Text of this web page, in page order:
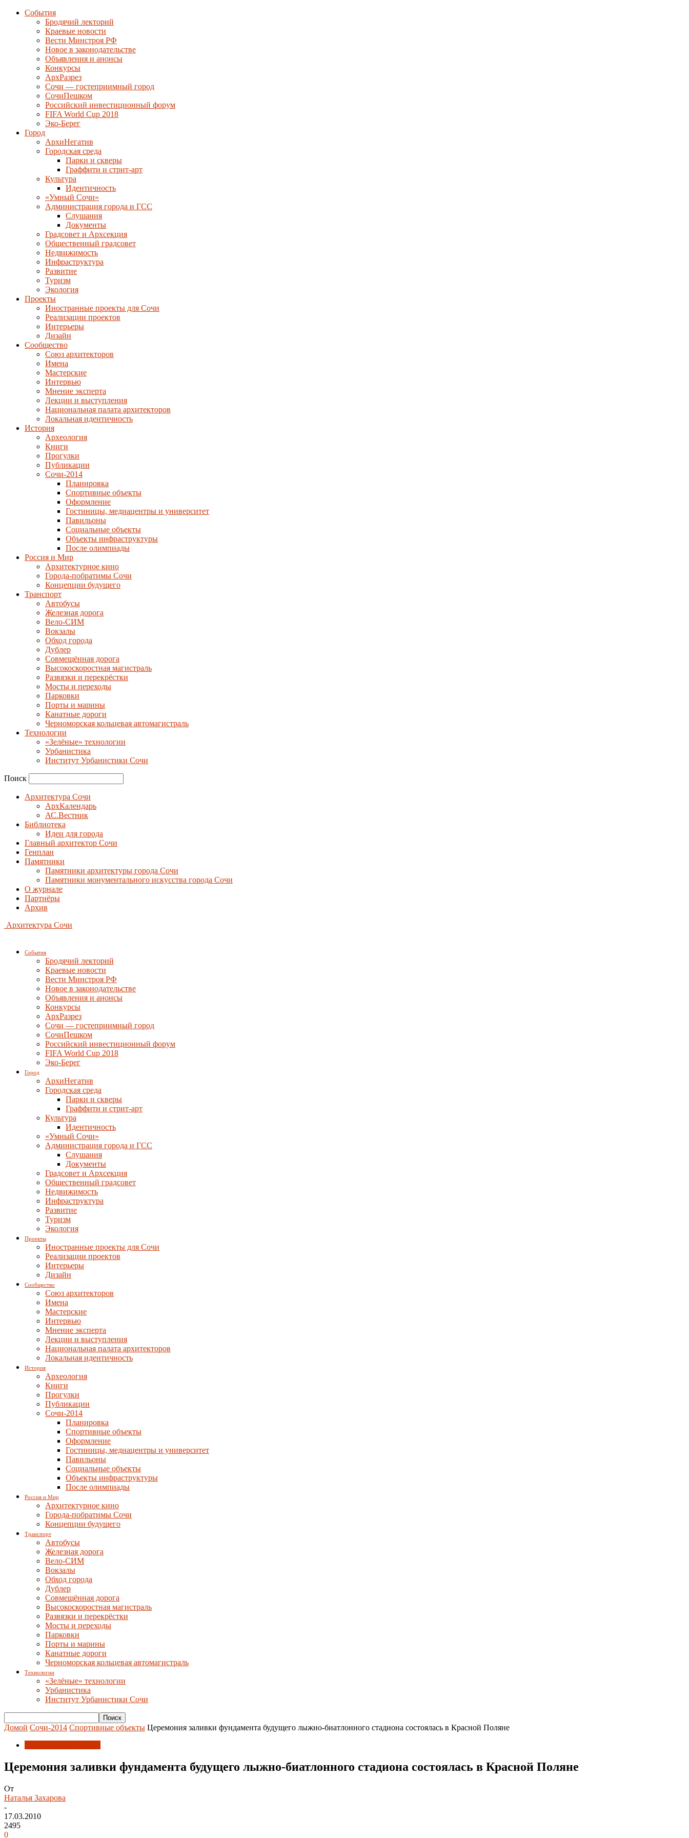
События
Бродячий лекторий
Краевые новости
Вести Минстроя РФ
Новое в законодательстве
Объявления и анонсы
Конкурсы
АрхРазрез
Сочи — гостеприимный город
СочиПешком
Российский инвестиционный форум
FIFA World Cup 2018
Эко-Берег
Город
АрхиНегатив
Городская среда
Парки и скверы
Граффити и стрит-арт
Культура
Идентичность
«Умный Сочи»
Администрация города и ГСС
Слушания
Документы
Градсовет и Архсекция
Общественный градсовет
Недвижимость
Инфраструктура
Развитие
Туризм
Экология
Проекты
Иностранные проекты для Сочи
Реализации проектов
Интерьеры
Дизайн
Сообщество
Союз архитекторов
Имена
Мастерские
Интервью
Мнение эксперта
Лекции и выступления
Национальная палата архитекторов
Локальная идентичность
История
Археология
Книги
Прогулки
Публикации
Сочи-2014
Планировка
Спортивные объекты
Оформление
Гостиницы, медиацентры и университет
Павильоны
Социальные объекты
Объекты инфраструктуры
После олимпиады
Россия и Мир
Архитектурное кино
Города-побратимы Сочи
Концепции будущего
Транспорт
Автобусы
Железная дорога
Вело-СИМ
Вокзалы
Обход города
Дублер
Совмещённая дорога
Высокоскоростная магистраль
Развязки и перекрёстки
Мосты и переходы
Парковки
Порты и марины
Канатные дороги
Черноморская кольцевая автомагистраль
Технологии
«Зелёные» технологии
Урбанистика
Институт Урбанистики Сочи
Поиск
Архитектура Сочи
АрхКалендарь
АС.Вестник
Библиотека
Идеи для города
Главный архитектор Сочи
Генплан
Памятники
Памятники архитектуры города Сочи
Памятники монументального искусства города Сочи
О журнале
Партнёры
Архив
Архитектура Сочи
События
Бродячий лекторий
Краевые новости
Вести Минстроя РФ
Новое в законодательстве
Объявления и анонсы
Конкурсы
АрхРазрез
Сочи — гостеприимный город
СочиПешком
Российский инвестиционный форум
FIFA World Cup 2018
Эко-Берег
Город
АрхиНегатив
Городская среда
Парки и скверы
Граффити и стрит-арт
Культура
Идентичность
«Умный Сочи»
Администрация города и ГСС
Слушания
Документы
Градсовет и Архсекция
Общественный градсовет
Недвижимость
Инфраструктура
Развитие
Туризм
Экология
Проекты
Иностранные проекты для Сочи
Реализации проектов
Интерьеры
Дизайн
Сообщество
Союз архитекторов
Имена
Мастерские
Интервью
Мнение эксперта
Лекции и выступления
Национальная палата архитекторов
Локальная идентичность
История
Археология
Книги
Прогулки
Публикации
Сочи-2014
Планировка
Спортивные объекты
Оформление
Гостиницы, медиацентры и университет
Павильоны
Социальные объекты
Объекты инфраструктуры
После олимпиады
Россия и Мир
Архитектурное кино
Города-побратимы Сочи
Концепции будущего
Транспорт
Автобусы
Железная дорога
Вело-СИМ
Вокзалы
Обход города
Дублер
Совмещённая дорога
Высокоскоростная магистраль
Развязки и перекрёстки
Мосты и переходы
Парковки
Порты и марины
Канатные дороги
Черноморская кольцевая автомагистраль
Технологии
«Зелёные» технологии
Урбанистика
Институт Урбанистики Сочи
Домой Сочи-2014 Спортивные объекты Церемония заливки фундамента будущего лыжно-биатлонного стадиона состоялась в Красной Поляне
Церемония заливки фундамента будущего лыжно-биатлонного стадиона состоялась в Красной Поляне
От
Наталья Захарова
-
17.03.2010
2495
0